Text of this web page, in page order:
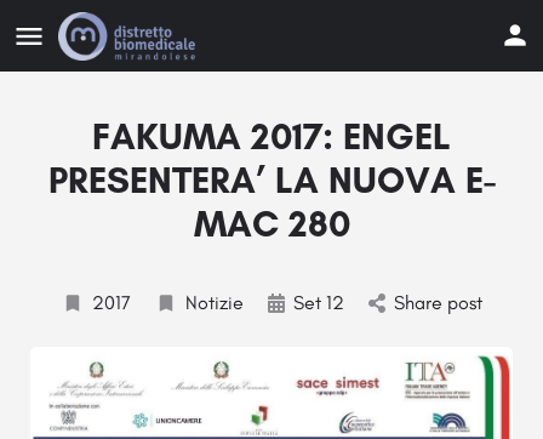
FAKUMA 2017: ENGEL
PRESENTERA’ LA NUOVA E-
MAC 280
2017 Notizie Set 12 Share post